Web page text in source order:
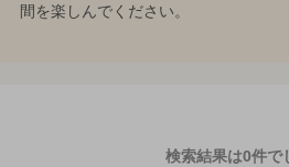
間を楽しんでください。
検索結果は0件で